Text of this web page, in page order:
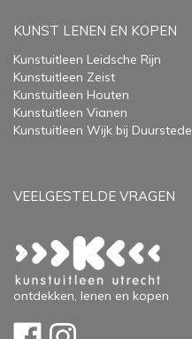
KUNST LENEN EN KOPEN
Kunstuitleen Leidsche Rijn
Kunstuitleen Zeist
Kunstuitleen Houten
Kunstuitleen Vianen
Kunstuitleen Wijk bij Duurstede
VEELGESTELDE VRAGEN
ontdekken, lenen en kopen